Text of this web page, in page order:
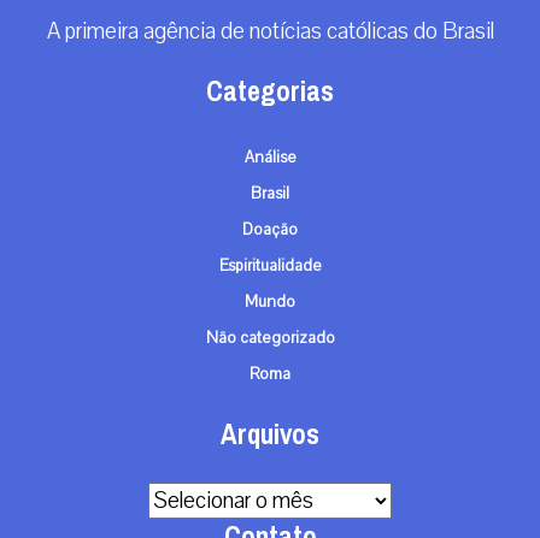
A primeira agência de notícias católicas do Brasil
Categorias
Análise
Brasil
Doação
Espiritualidade
Mundo
Não categorizado
Roma
Arquivos
Arquivos